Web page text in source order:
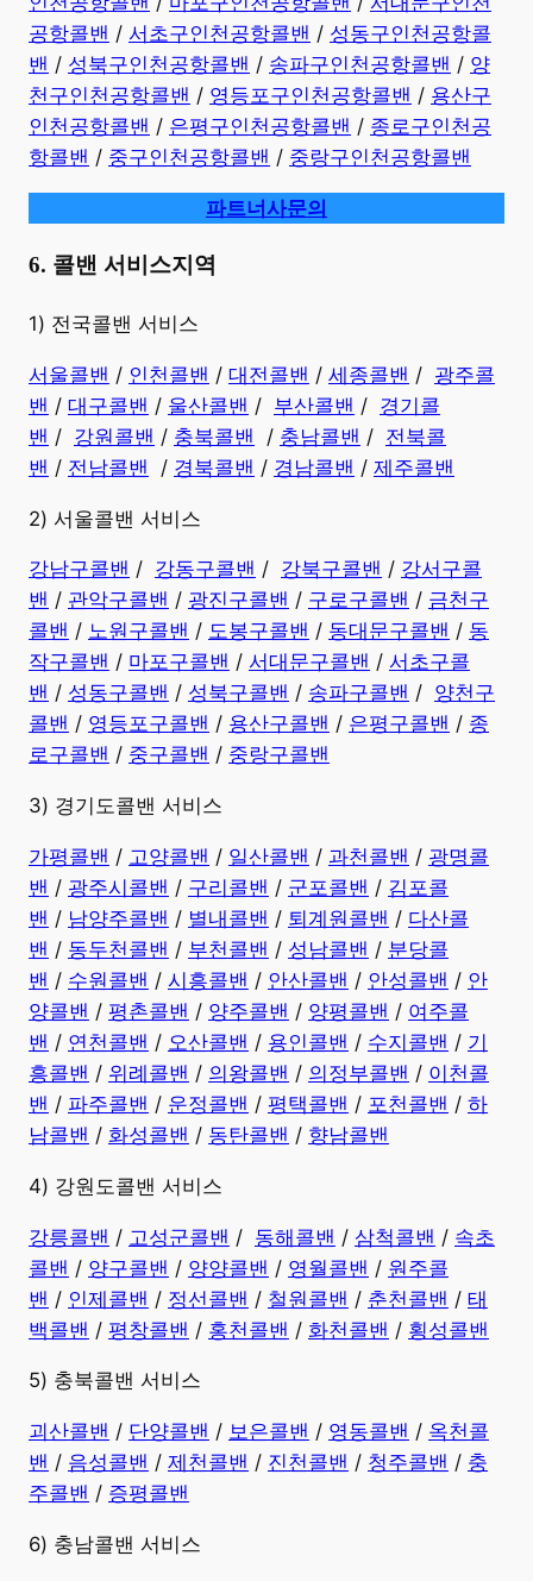
공항콜밴 / 서초구인천공항콜밴 / 성동구인천공항콜
밴 / 성북구인천공항콜밴 / 송파구인천공항콜밴 / 양
천구인천공항콜밴 / 영등포구인천공항콜밴 / 용산구
인천공항콜밴 / 은평구인천공항콜밴 / 종로구인천공
항콜밴 / 중구인천공항콜밴 / 중랑구인천공항콜밴
파트너사문의
6. 콜밴 서비스지역
​1) 전국콜밴 서비스
서울콜밴 / 인천콜밴 / 대전콜밴 / 세종콜밴 / 광주콜
밴 / 대구콜밴 / 울산콜밴 / 부산콜밴 / 경기콜
밴 / 강원콜밴 / 충북콜밴 / 충남콜밴 / 전북콜
밴 / 전남콜밴 / 경북콜밴 / 경남콜밴 ​ / 제주콜밴
2) 서울콜밴 서비스
강남구콜밴 / 강동구콜밴 / 강북구콜밴 / 강서구콜
밴 / 관악구콜밴 / 광진구콜밴 / 구로구콜밴 / 금천구
콜밴 / 노원구콜밴 / 도봉구콜밴 / 동대문구콜밴 / 동
작구콜밴 / 마포구콜밴 / 서대문구콜밴 / 서초구콜
밴 / 성동구콜밴 / 성북구콜밴 / 송파구콜밴 / 양천구
콜밴 / 영등포구콜밴 / 용산구콜밴 / 은평구콜밴 / 종
로구콜밴 / 중구콜밴 / 중랑구콜밴
3) 경기도콜밴 서비스
가평콜밴 / 고양콜밴 / 일산콜밴 / 과천콜밴 / 광명콜
밴 / 광주시콜밴 / 구리콜밴 / 군포콜밴 / 김포콜
밴 / 남양주콜밴 / 별내콜밴 / 퇴계원콜밴 / 다산콜
밴 / 동두천콜밴 / 부천콜밴 / 성남콜밴 / 분당콜
밴 / 수원콜밴 / 시흥콜밴 / 안산콜밴 / 안성콜밴 / 안
양콜밴 / 평촌콜밴 / 양주콜밴 / 양평콜밴 / 여주콜
밴 / 연천콜밴 / 오산콜밴 / 용인콜밴 / 수지콜밴 / 기
흥콜밴 / 위례콜밴 / 의왕콜밴 / 의정부콜밴 / 이천콜
밴 / 파주콜밴 / 운정콜밴 / 평택콜밴 / 포천콜밴 / 하
남콜밴 / 화성콜밴 / 동탄콜밴 / 향남콜밴
4) 강원도콜밴 서비스
강릉콜밴 / 고성군콜밴 / 동해콜밴 / 삼척콜밴 / 속초
콜밴 / 양구콜밴 / 양양콜밴 / 영월콜밴 / 원주콜
밴 / 인제콜밴 / 정선콜밴 / 철원콜밴 / 춘천콜밴 / 태
백콜밴 / 평창콜밴 / 홍천콜밴 / 화천콜밴 / 횡성콜밴
5) 충북콜밴 서비스
괴산콜밴 / 단양콜밴 / 보은콜밴 / 영동콜밴 / 옥천콜
밴 / 음성콜밴 / 제천콜밴 / 진천콜밴 / 청주콜밴 / 충
주콜밴 / 증평콜밴
6) 충남콜밴 서비스